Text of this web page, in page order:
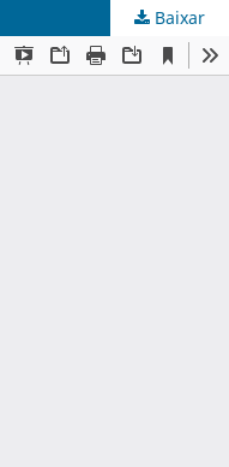
Baixar